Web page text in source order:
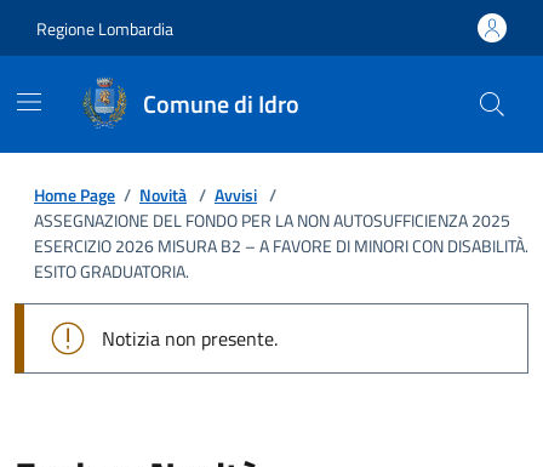
Regione Lombardia
Comune di Idro
Home Page / Novità / Avvisi /
ASSEGNAZIONE DEL FONDO PER LA NON AUTOSUFFICIENZA 2025
ESERCIZIO 2026 MISURA B2 – A FAVORE DI MINORI CON DISABILITÀ.
ESITO GRADUATORIA.
Notizia non presente.